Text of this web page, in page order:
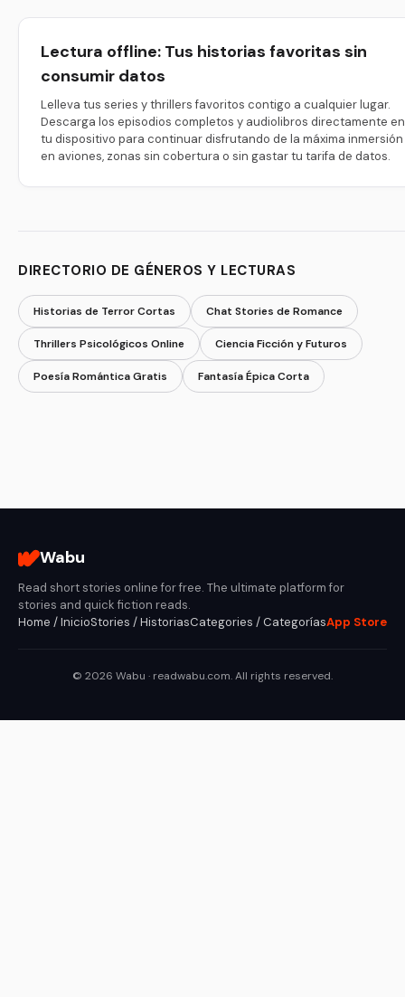
Lectura offline: Tus historias favoritas sin
consumir datos
Lelleva tus series y thrillers favoritos contigo a cualquier lugar.
Descarga los episodios completos y audiolibros directamente en
tu dispositivo para continuar disfrutando de la máxima inmersión
en aviones, zonas sin cobertura o sin gastar tu tarifa de datos.
DIRECTORIO DE GÉNEROS Y LECTURAS
Historias de Terror Cortas Chat Stories de Romance
Thrillers Psicológicos Online Ciencia Ficción y Futuros
Poesía Romántica Gratis Fantasía Épica Corta
Wabu
Read short stories online for free. The ultimate platform for
stories and quick fiction reads.
Home / InicioStories / HistoriasCategories / CategoríasApp Store
© 2026 Wabu · readwabu.com. All rights reserved.